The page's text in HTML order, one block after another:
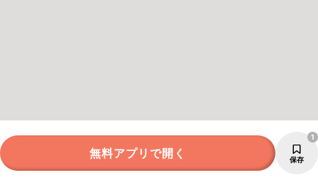
無料アプリで開く 保存
1